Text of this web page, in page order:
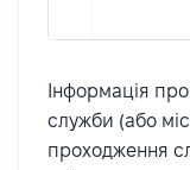
Інформація
служби (або
проходження